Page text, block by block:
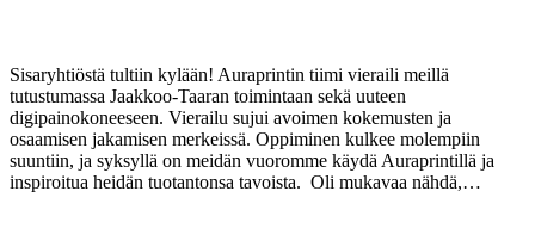
Sisaryhtiöstä tultiin kylään! Auraprintin tiimi vieraili meillä
tutustumassa Jaakkoo-Taaran toimintaan sekä uuteen
digipainokoneeseen. Vierailu sujui avoimen kokemusten ja
osaamisen jakamisen merkeissä. Oppiminen kulkee molempiin
suuntiin, ja syksyllä on meidän vuoromme käydä Auraprintillä ja
inspiroitua heidän tuotantonsa tavoista. Oli mukavaa nähdä,…